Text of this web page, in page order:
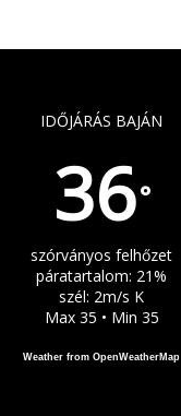
IDŐJÁRÁS BAJÁN
36°
szórványos felhőzet
páratartalom: 21%
szél: 2m/s K
Max 35 • Min 35
Weather from OpenWeatherMap